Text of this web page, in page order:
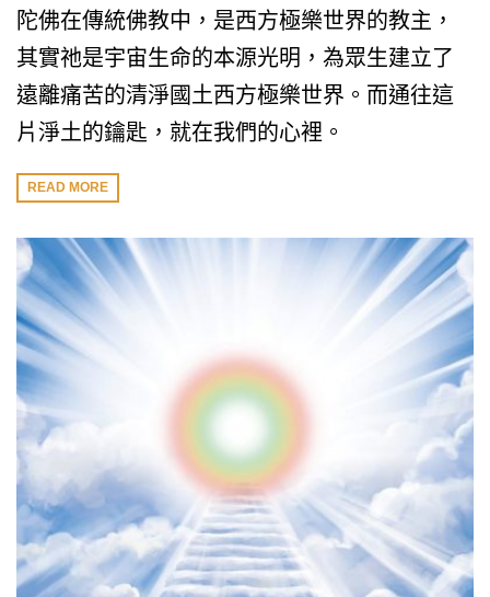
陀佛在傳統佛教中，是西方極樂世界的教主，
其實祂是宇宙生命的本源光明，為眾生建立了
遠離痛苦的清淨國土西方極樂世界。而通往這
片淨土的鑰匙，就在我們的心裡。
READ MORE